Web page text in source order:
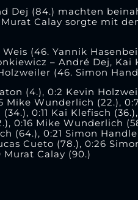
Dej (84.) machten
Calay sorgte mit
(46. Yannik
– André Dej, Kai
(46. Simon
(4.), 0:2 Kevin
Mike Wunderlich (22.),
0:11 Kai Klefisch
0:16 Mike Wunderlich
(64.), 0:21 Simon
Cueto (78.), 0:26
Murat Calay (90.)